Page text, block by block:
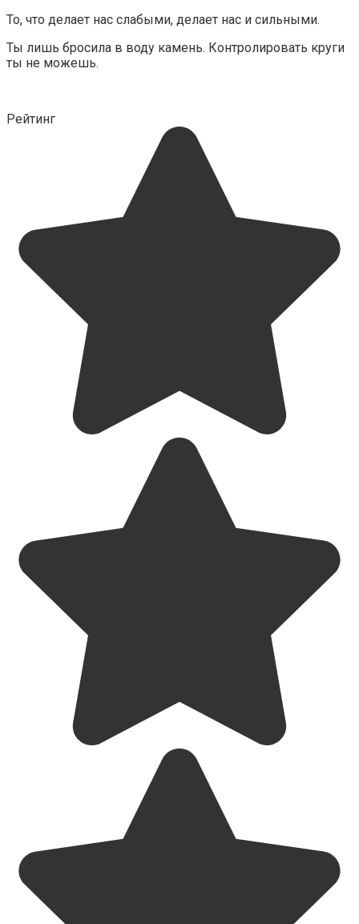
То, что делает нас слабыми, делает нас и сильными.
Ты лишь бросила в воду камень. Контролировать круги
ты не можешь.
Рейтинг